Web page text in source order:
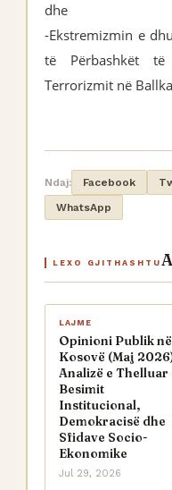
dhe
-Ekstremizmin e
të Përbashkët
Terrorizmit në
Ndaj: Facebook
WhatsApp
LEXO GJITHASHTU
LAJME
Opinioni Publik në
Kosovë (Maj
Analizë e Thelluar
Besimit
Institucional,
Demokracisë dhe
Sfidave Socio-
Ekonomike
Jul 29, 2026